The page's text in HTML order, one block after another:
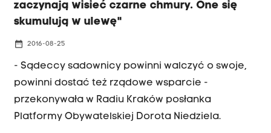
Kraków.
zaczynają wisieć czarne chmury. One się
skumulują w ulewę"
date_range 2016-08-25
- Sądeccy sadownicy powinni walczyć o swoje,
powinni dostać też rządowe wsparcie -
przekonywała w Radiu Kraków posłanka
Platformy Obywatelskiej Dorota Niedziela.